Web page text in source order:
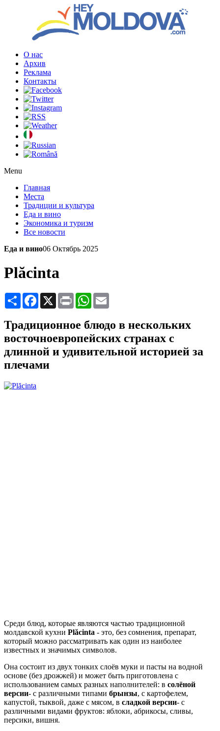
О нас
Архив
Реклама
Контакты
Menu
Главная
Места
Традиции и культура
Еда и вино
Экономика и туризм
Все новости
Еда и вино06 Октябрь 2025
Plăcinta
Share Facebook
X Print WhatsApp
Традиционное блюдо в нескольких
восточноевропейских странах с
длинной и удивительной историей за
плечами
Среди блюд, которые являются частью традиционной
молдавской кухни Plăcinta - это, без сомнения, препарат,
который можно рассматривать как один из наиболее
известных и значимых символов.
Она состоит из двух тонких слоёв муки и пасты на водной
основе (без дрожжей) и может быть приготовлена с
использованием самых разных наполнителей: в солёной
версии- с различными типами брынзы, с картофелем,
капустой, тыквой, даже с мясом, в сладкой версии- с
различными видами фруктов: яблоки, абрикосы, сливы,
персики, вишня.